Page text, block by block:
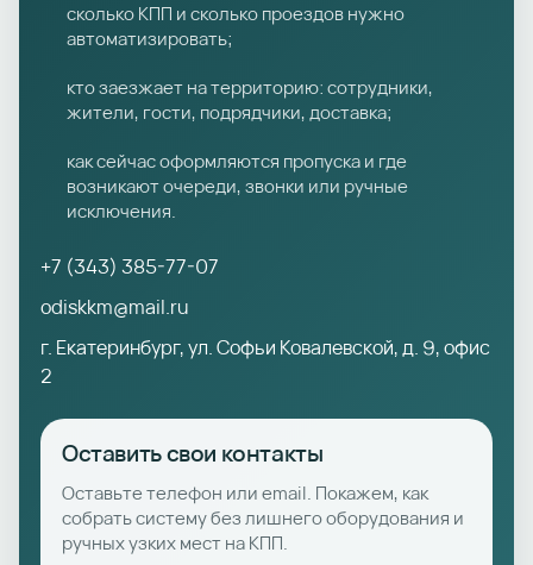
сколько КПП и сколько проездов нужно
автоматизировать;
кто заезжает на территорию: сотрудники,
жители, гости, подрядчики, доставка;
как сейчас оформляются пропуска и где
возникают очереди, звонки или ручные
исключения.
+7 (343) 385-77-07
odiskkm@mail.ru
г. Екатеринбург, ул. Софьи Ковалевской, д. 9, офис
2
Оставить свои контакты
Оставьте телефон или email. Покажем, как
собрать систему без лишнего оборудования и
ручных узких мест на КПП.